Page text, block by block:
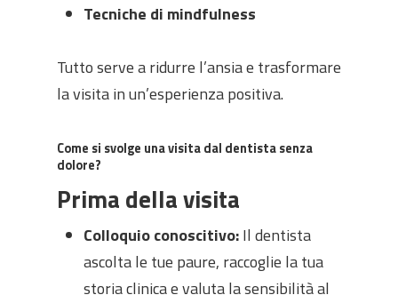
Tecniche di mindfulness
Tutto serve a ridurre l’ansia e trasformare
la visita in un’esperienza positiva.
Come si svolge una visita dal dentista senza
dolore?
Prima della visita
Colloquio conoscitivo:Il dentista
ascolta le tue paure, raccoglie la tua
storia clinica e valuta la sensibilità al